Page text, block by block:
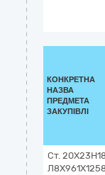
КОНКРЕТНА
НАЗВА
ПРЕДМЕТА
ЗАКУПІВЛІ
Ст.